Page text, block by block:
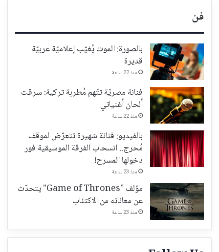
فن
بالصورة: الموت يُغيّب إعلاميّة عربيّة
قديرة
منذ 22 ساعة
فنانة مصريّة تتّهم مُطربة تركية: سرقت
ألحان أغنياتي
منذ 22 ساعة
بالفيديو: فنانة شهيرة تتعرّض لموقف
مُحرج.. انسحاب الفرقة الموسيقية فور
دخولها المسرح!
منذ 23 ساعة
مؤلف "Game of Thrones" يتحدّث
عن معاناته من الاكتئاب
منذ 23 ساعة